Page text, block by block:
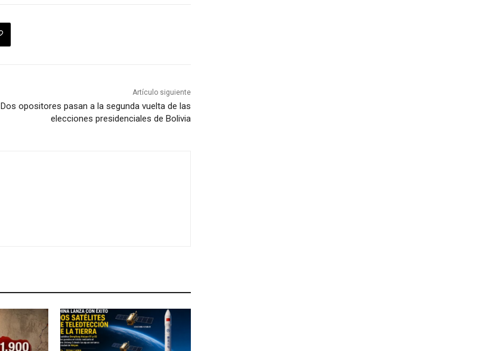
Artículo siguiente
Dos opositores pasan a la segunda vuelta de las
elecciones presidenciales de Bolivia